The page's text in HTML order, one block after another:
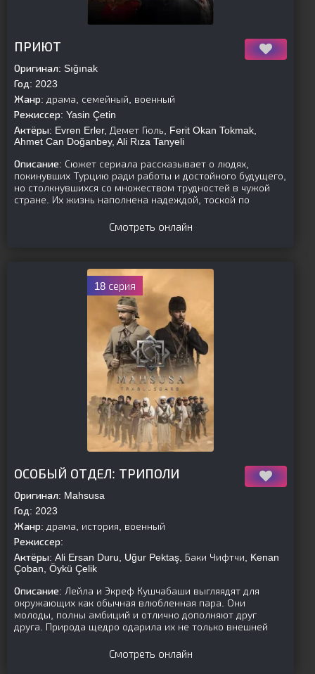
ПРИЮТ
Оригинал: Sığınak
Год: 2023
Жанр: драма, семейный, военный
Режиссер: Yasin Çetin
Актёры: Evren Erler, Демет Гюль, Ferit Okan Tokmak,
Ahmet Can Doğanbey, Ali Rıza Tanyeli
Описание: Сюжет сериала рассказывает о людях,
покинувших Турцию ради работы и достойного будущего,
но столкнувшихся со множеством трудностей в чужой
стране. Их жизнь наполнена надеждой, тоской по
Смотреть онлайн
18 серия
ОСОБЫЙ ОТДЕЛ: ТРИПОЛИ
Оригинал: Mahsusa
Год: 2023
Жанр: драма, история, военный
Режиссер:
Актёры: Ali Ersan Duru, Uğur Pektaş, Баки Чифтчи, Kenan
Çoban, Öykü Çelik
Описание: Лейла и Экреф Кушчабаши выгляядят для
окружающих как обычная влюбленная пара. Они
молоды, полны амбиций и отлично дополняют друг
друга. Природа щедро одарила их не только внешней
Смотреть онлайн